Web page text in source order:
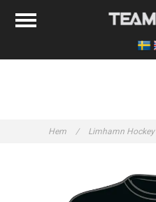
Hem / Limhamn Hockey